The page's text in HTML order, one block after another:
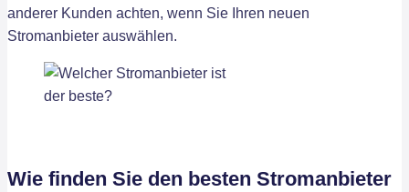
anderer Kunden achten, wenn Sie Ihren neuen
Stromanbieter auswählen.
Wie finden Sie den besten Stromanbieter